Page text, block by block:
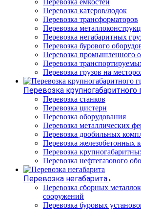
Перевозка емкостей
Перевозка катеров/лодок
Перевозка трансформаторов
Перевозка
Перевозка негабаритных
Перевозка бурового
Перевозка промышленного
Перевозка
Перевозка грузов на
Перевозка крупногабаритного
Перевозка станков
Перевозка цистерн
Перевозка оборудования
Перевозка металлических
Перевозка дробильных
Перевозка железобетонных
Перевозка
Перевозка нефтегазового
Перевозка негабарита
Перевозка сборных
сооружений
Перевозка буровых